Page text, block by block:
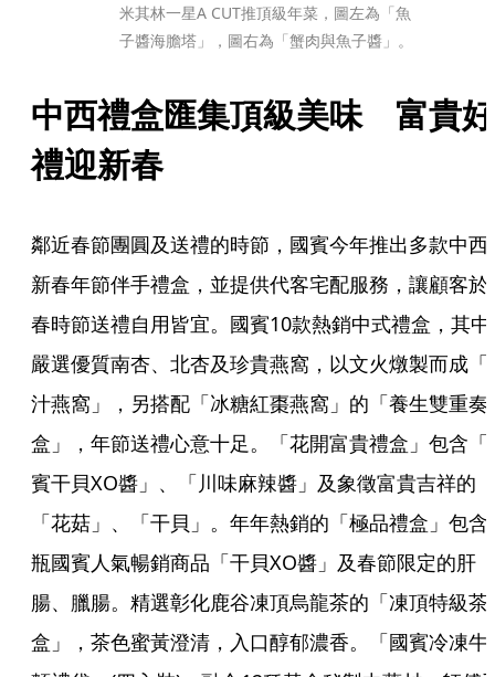
米其林一星A CUT推頂級年菜，圖左為「魚
子醬海膽塔」，圖右為「蟹肉與魚子醬」。
中西禮盒匯集頂級美味　富貴好
禮迎新春
鄰近春節團圓及送禮的時節，國賓今年推出多款中西
新春年節伴手禮盒，並提供代客宅配服務，讓顧客於
春時節送禮自用皆宜。國賓10款熱銷中式禮盒，其中
嚴選優質南杏、北杏及珍貴燕窩，以文火燉製而成「
汁燕窩」，另搭配「冰糖紅棗燕窩」的「養生雙重奏
盒」，年節送禮心意十足。「花開富貴禮盒」包含「
賓干貝XO醬」、「川味麻辣醬」及象徵富貴吉祥的
「花菇」、「干貝」。年年熱銷的「極品禮盒」包含
瓶國賓人氣暢銷商品「干貝XO醬」及春節限定的肝
腸、臘腸。精選彰化鹿谷凍頂烏龍茶的「凍頂特級茶
盒」，茶色蜜黃澄清，入口醇郁濃香。「國賓冷凍牛